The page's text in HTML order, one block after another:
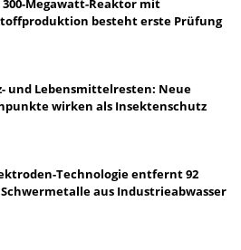
300-Megawatt-Reaktor mit
besteht erste Prüfung
und Lebensmittelresten: Neue
wirken als Insektenschutz
Technologie entfernt 92
aus Industrieabwasser